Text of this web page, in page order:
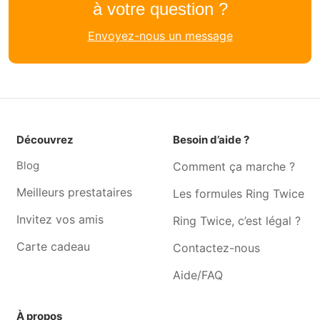
Magicien Neder-over-
Magicien Laeken
Magicien Berchem-sainte-
Magicien La Hulpe
Magicien Genval
Magicien Rixensart
Magicien Waterloo
Magicien Ohain
à votre question ?
Envoyez-nous un message
Découvrez
Blog
Meilleurs prestataires
Invitez vos amis
Carte cadeau
Besoin d’aide ?
Comment ça marche ?
Les formules Ring Twice
Ring Twice, c’est légal ?
Contactez-nous
Aide/FAQ
À propos